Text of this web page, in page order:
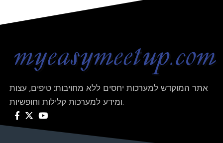
אתר המוקדש למערכות יחסים ללא מחויבות: טיפים, עצות
ומידע למערכות קלילות וחופשיות.